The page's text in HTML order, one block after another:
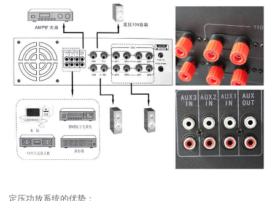
定压功放系统的优势：